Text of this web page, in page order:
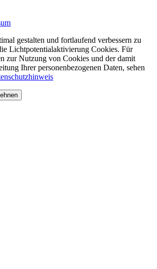
gestalten und fortlaufend verbessern zu
Lichtpotentialaktivierung Cookies. Für
zur Nutzung von Cookies und der damit
Ihrer personenbezogenen Daten, sehen